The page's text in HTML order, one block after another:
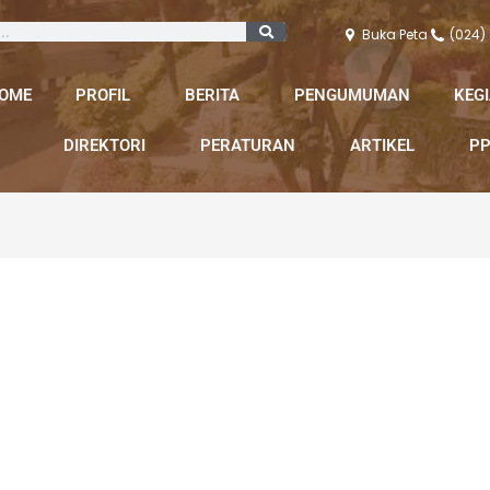
Buka Peta (024)
PROFIL BERITA PENGUMUMAN
DIREKTORI PERATURAN ARTIKEL